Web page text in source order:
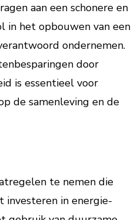
aan een schonere en
in het opbouwen van een
ondernemen.
door
is essentieel voor
de samenleving en de
te nemen die
investeren in energie-